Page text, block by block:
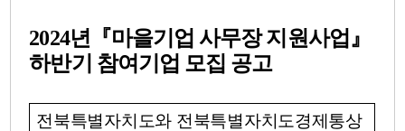
2024년 『마을기업 사무장 지원사업 』
하반기 참여기업 모집 공고
전북특별자치도와 전북특별자치도경제통상